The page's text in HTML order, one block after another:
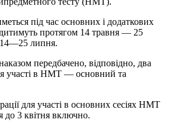
під час основних і додаткових
протягом 14 травня — 25
липня.
передбачено, відповідно, два
участі в НМТ — основний та
для участі в основних сесіях НМТ
до 3 квітня включно.